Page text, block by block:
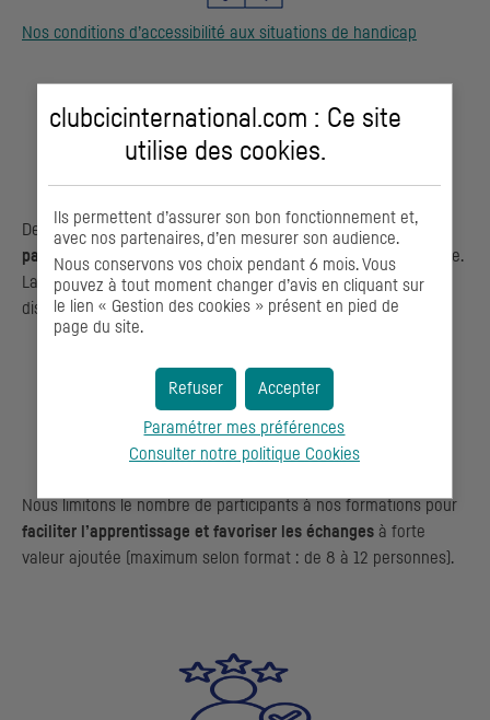
Nos conditions d’accessibilité aux situations de handicap
Des modules de
courte durée et conçus pour que les
participants soient opérationnels
dès leur retour en entreprise.
La plupart des modules sont proposés en présentiel ou à
distance pour plus de flexibilité.
Nous limitons le nombre de participants à nos formations pour
faciliter l’apprentissage et favoriser les échanges à forte
valeur ajoutée (maximum selon format : de 8 à 12 personnes).
clubcicinternational.com : Ce site
utilise des cookies.
Ils permettent d’assurer son bon fonctionnement et,
avec nos partenaires, d’en mesurer son audience.
Nous conservons vos choix pendant 6 mois. Vous
pouvez à tout moment changer d’avis en cliquant sur
le lien « Gestion des cookies » présent en pied de
page du site.
Accepter
Refuser
Paramétrer mes préférences
Consulter notre politique Cookies